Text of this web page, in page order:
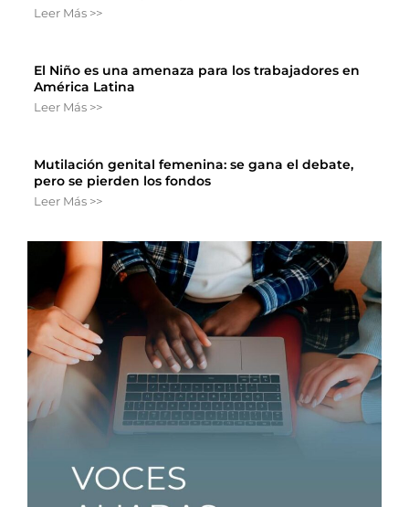
Leer Más >>
El Niño es una amenaza para los trabajadores en
América Latina
Leer Más >>
Mutilación genital femenina: se gana el debate,
pero se pierden los fondos
Leer Más >>